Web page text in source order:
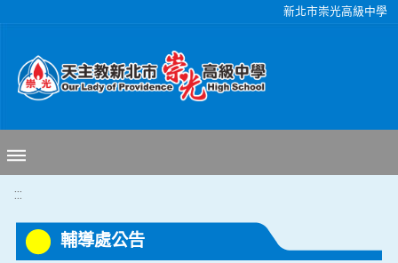
新北市崇光高級中學
:::
輔導處公告